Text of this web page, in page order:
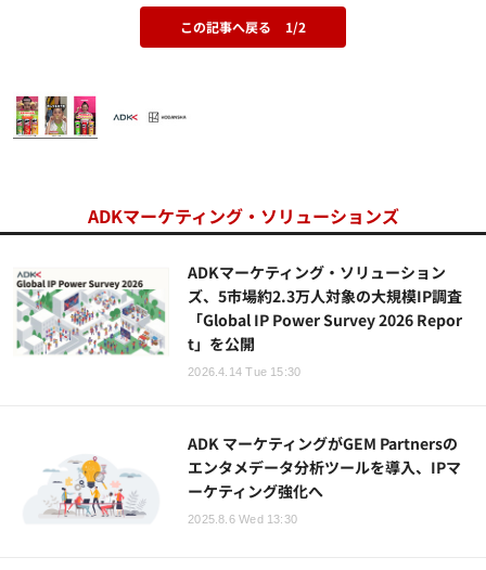
この記事へ戻る 1/2
ADKマーケティング・ソリューションズ
ADKマーケティング・ソリューション
ズ、5市場約2.3万人対象の大規模IP調査
「Global IP Power Survey 2026 Repor
t」を公開
2026.4.14 Tue 15:30
ADK マーケティングがGEM Partnersの
エンタメデータ分析ツールを導入、IPマ
ーケティング強化へ
2025.8.6 Wed 13:30